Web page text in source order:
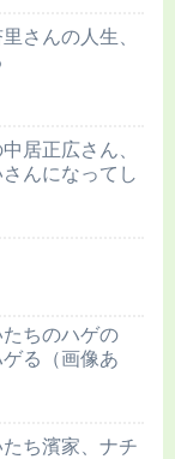
さんの人生、
居正広さん、
んになってし
たちのハゲの
る（画像あ
たち濱家、ナチ